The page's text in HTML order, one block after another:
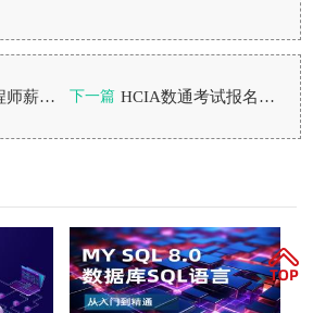
华为 ICT 工程师薪资怎么样？零基础考哪个最划算？ 下一篇 HCIA数通考试报名入口以及备考方法